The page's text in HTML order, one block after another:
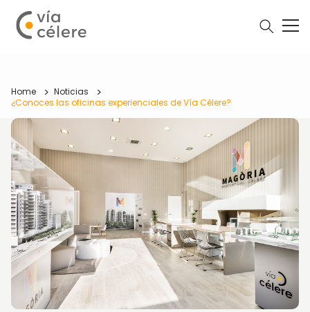
Home
Noticias
¿Conoces las oficinas experienciales de Vía Célere?